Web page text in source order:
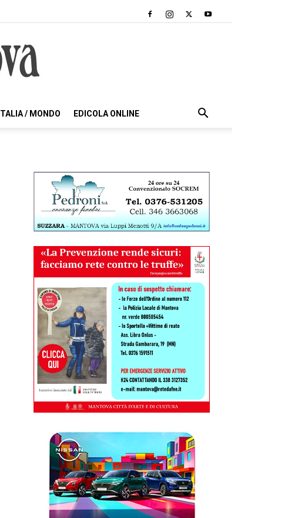
ITALIA / MONDO EDICOLA ONLINE